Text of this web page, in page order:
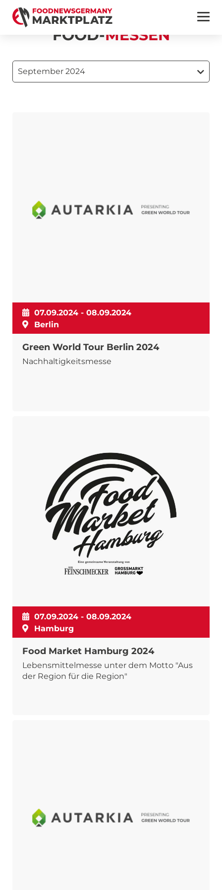
FOOD-MESSEN
September 2024
07.09.2024 - 08.09.2024
Berlin
Green World Tour Berlin 2024
Nachhaltigkeitsmesse
07.09.2024 - 08.09.2024
Hamburg
Food Market Hamburg 2024
Lebensmittelmesse unter dem Motto "Aus
der Region für die Region"